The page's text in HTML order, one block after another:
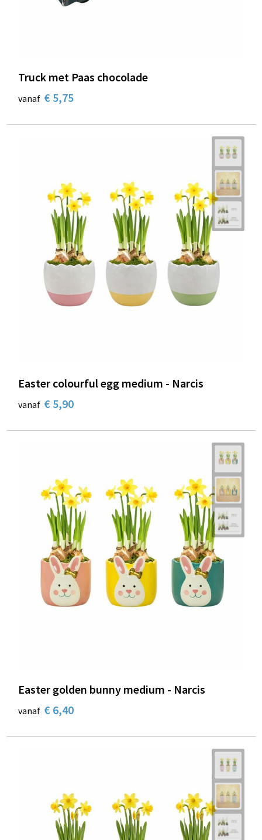
Truck met Paas chocolade
vanaf € 5,75
Easter colourful egg medium - Narcis
vanaf € 5,90
Easter golden bunny medium - Narcis
vanaf € 6,40